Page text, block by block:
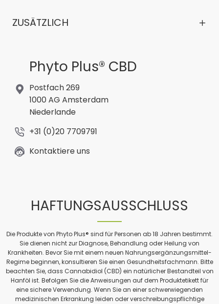
ZUSÄTZLICH
Phyto Plus® CBD
Postfach 269
1000 AG Amsterdam
Niederlande
+31 (0)20 7709791
Kontaktiere uns
HAFTUNGSAUSSCHLUSS
Die Produkte von Phyto Plus® sind für Personen ab 18 Jahren bestimmt.
Sie dienen nicht zur Diagnose, Behandlung oder Heilung von
Krankheiten. Bevor Sie mit einem neuen Nahrungsergänzungsmittel-
Regime beginnen, konsultieren Sie einen Gesundheitsfachmann. Bitte
beachten Sie, dass Cannabidiol (CBD) ein natürlicher Bestandteil von
Hanföl ist. Befolgen Sie die Anweisungen auf dem Produktetikett für
eine sichere Verwendung. Wenn Sie an einer schwerwiegenden
medizinischen Erkrankung leiden oder verschreibungspflichtige